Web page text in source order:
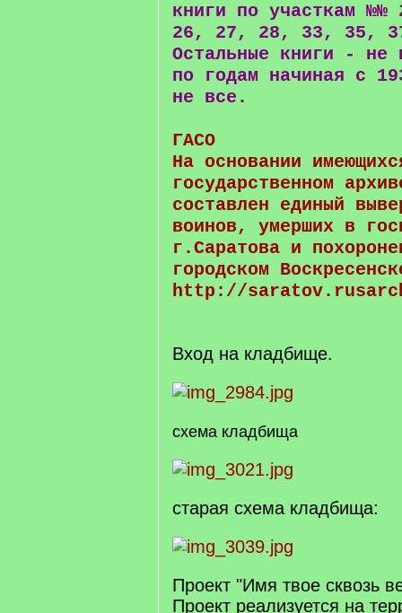
книги по участкам
26, 27, 28, 33, 35,
Остальные книги - не
по годам начиная с
не все.
ГАСО
На основании
государственном
составлен единый
воинов, умерших в
г.Саратова и
городском
http://
Вход на кладбище.
схема кладбища
старая схема кладбища:
Проект "Имя твое сквозь
Проект реализуется на